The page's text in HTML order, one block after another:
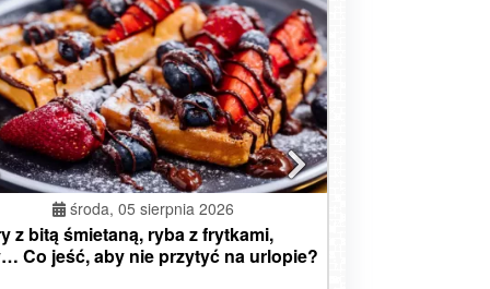
środa, 05 sierpnia 2026
z bitą śmietaną, ryba z frytkami,
Co jeść, aby nie przytyć na urlopie?